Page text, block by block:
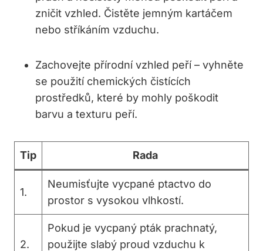
zničit vzhled. Čistěte jemným kartáčem
nebo stříkáním vzduchu.
Zachovejte přírodní vzhled peří – vyhněte
se použití chemických čistících
prostředků, které by mohly poškodit
barvu a texturu peří.
Tip Rada
1.
Neumisťujte vycpané ptactvo do
prostor s vysokou vlhkostí.
2.
Pokud je vycpaný pták prachnatý,
použijte slabý proud vzduchu k